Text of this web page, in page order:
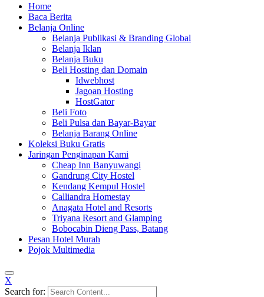
Home
Baca Berita
Belanja Online
Belanja Publikasi & Branding Global
Belanja Iklan
Belanja Buku
Beli Hosting dan Domain
Idwebhost
Jagoan Hosting
HostGator
Beli Foto
Beli Pulsa dan Bayar-Bayar
Belanja Barang Online
Koleksi Buku Gratis
Jaringan Penginapan Kami
Cheap Inn Banyuwangi
Gandrung City Hostel
Kendang Kempul Hostel
Calliandra Homestay
Anagata Hotel and Resorts
Triyana Resort and Glamping
Bobocabin Dieng Pass, Batang
Pesan Hotel Murah
Pojok Multimedia
X
Search for: